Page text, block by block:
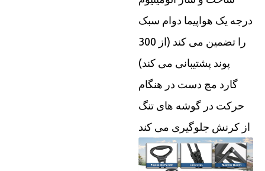
درجه یک هواپیما دوام سبک
را تضمین می کند (از 300
پوند پشتیبانی می کند)
گارد مچ دست در هنگام
حرکت در گوشه های تنگ
از کرنش جلوگیری می کند